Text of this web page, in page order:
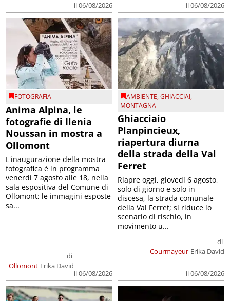
il 06/08/2026 il 06/08/2026
FOTOGRAFIA
Anima Alpina, le
fotografie di Ilenia
Noussan in mostra a
Ollomont
Ollomont
di
Erika David
il 06/08/2026
L'inaugurazione della mostra
fotografica è in programma
venerdì 7 agosto alle 18, nella
sala espositiva del Comune di
Ollomont; le immagini esposte
sa...
AMBIENTE,GHIACCIAI,
MONTAGNA
Ghiacciaio
Planpincieux,
riapertura diurna
della strada della Val
Ferret
Courmayeur
di
Erika David
il 06/08/2026
Riapre oggi, giovedì 6 agosto,
solo di giorno e solo in
discesa, la strada comunale
della Val Ferret; si riduce lo
scenario di rischio, in
movimento u...